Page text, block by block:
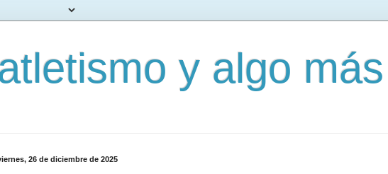
y algo más
26 de diciembre de 2025